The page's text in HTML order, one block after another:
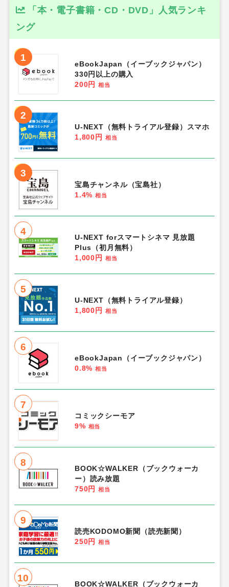
「本・電子書籍・CD・DVD」人気ランキ
ング
1
eBookJapan（イーブックジャパン）
330円以上の購入
200円
相当
2
U-NEXT（無料トライアル登録）スマホ
1,800円
相当
3
宝島チャンネル（宝島社）
1.4% 相当
4
U-NEXT forスマートシネマ 見放題
Plus（初月無料）
1,000円
相当
5
U-NEXT（無料トライアル登録）
1,800円
相当
6
eBookJapan（イーブックジャパン）
0.8% 相当
7
コミックシーモア
9% 相当
8
BOOK☆WALKER（ブックウォーカ
ー）読み放題
750円
相当
9
読売KODOMO新聞（読売新聞）
250円
相当
10
BOOK☆WALKER（ブックウォーカ